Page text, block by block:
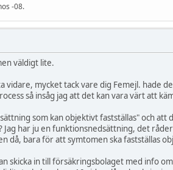
-08.
väldigt lite.
vidare, mycket tack vare dig Femejl. hade
så insåg jag att det kan vara värt att
som kan objektivt fastställas" och
har ju en funktionsnedsättning, det
då, bara för att symtomen ska fastställas
skicka in till försäkringsbolaget med info